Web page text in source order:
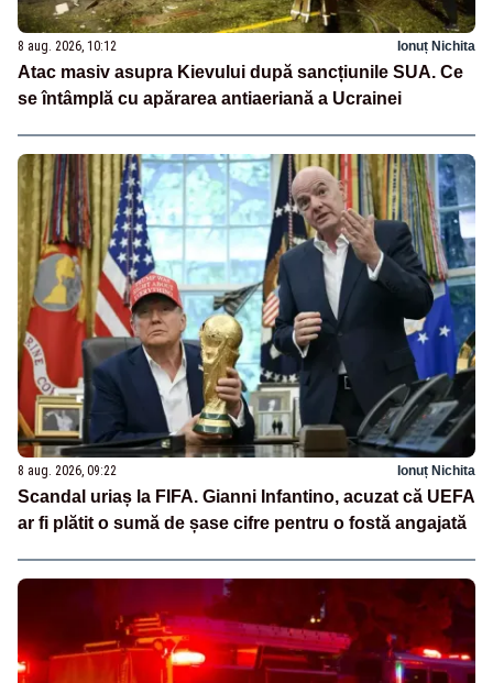
8 aug. 2026, 10:12 Ionuț Nichita
Atac masiv asupra Kievului după sancțiunile SUA. Ce
se întâmplă cu apărarea antiaeriană a Ucrainei
8 aug. 2026, 09:22 Ionuț Nichita
Scandal uriaș la FIFA. Gianni Infantino, acuzat că UEFA
ar fi plătit o sumă de șase cifre pentru o fostă angajată